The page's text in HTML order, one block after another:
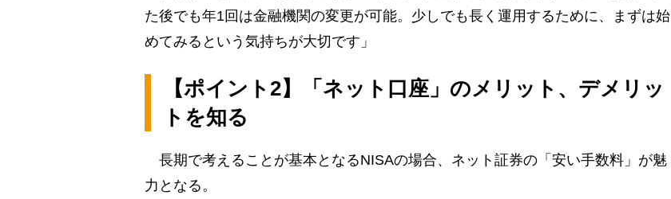
た後でも年1回は金融機関の変更が可能。少しでも長く運用するために、まずは始
めてみるという気持ちが大切です」
【ポイント2】「ネット口座」のメリット、デメリッ
トを知る
長期で考えることが基本となるNISAの場合、ネット証券の「安い手数料」が魅
力となる。